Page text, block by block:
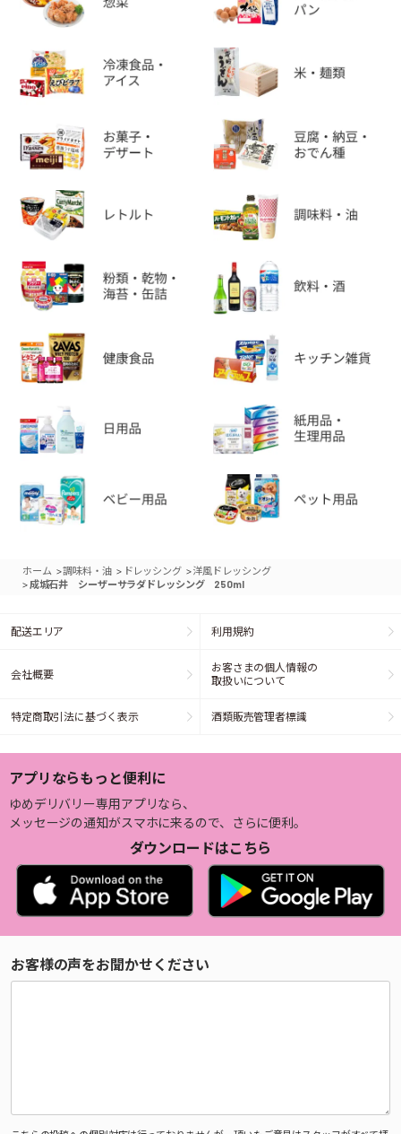
ホーム >調味料・油 > ドレッシング >洋風ドレッシング
>成城石井 シーザーサラダドレッシング 250ml
配送エリア 利用規約
会社概要
お客さまの個人情報の
取扱いについて
特定商取引法に基づく表示 酒類販売管理者標識
アプリならもっと便利に
ゆめデリバリー専用アプリなら、
メッセージの通知がスマホに来るので、さらに便利。
ダウンロードはこちら
お客様の声をお聞かせください